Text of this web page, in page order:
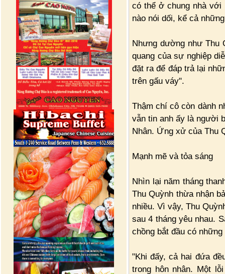
có thể ở chung nhà
nào nói dối, kể cả
Nhưng dường như Thu
quang của sự nghiệp
đặt ra để đáp trả lại
trên gấu váy".
Thậm chí cô còn dành
vẫn tin anh ấy là người
Nhân. Ứng xử của Thu
Mạnh mẽ và tỏa sáng
Nhìn lại năm tháng
Thu Quỳnh thừa nhận
nhiều. Vì vậy, Thu
sau 4 tháng yêu nhau.
chồng bắt đầu có
"Khi đấy, cả hai đứa
trong hôn nhân. Một